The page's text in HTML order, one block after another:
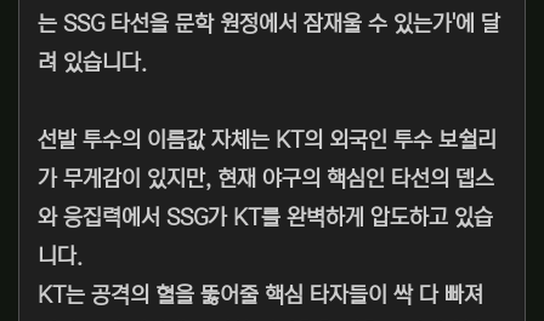
는 SSG 타선을 문학 원정에서 잠재울 수 있는가'에 달
려 있습니다.
선발 투수의 이름값 자체는 KT의 외국인 투수 보쉴리
가 무게감이 있지만, 현재 야구의 핵심인 타선의 뎁스
와 응집력에서 SSG가 KT를 완벽하게 압도하고 있습
니다.
KT는 공격의 혈을 뚫어줄 핵심 타자들이 싹 다 빠져